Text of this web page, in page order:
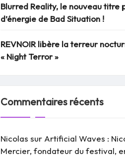
Blurred Reality, le nouveau titre
d’énergie de Bad Situation !
REVNOIR libère la terreur
« Night Terror »
Commentaires récents
Nicolas sur Artificial Waves :
Mercier, fondateur du festival,